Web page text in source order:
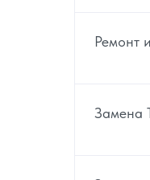
Ремонт
Замена